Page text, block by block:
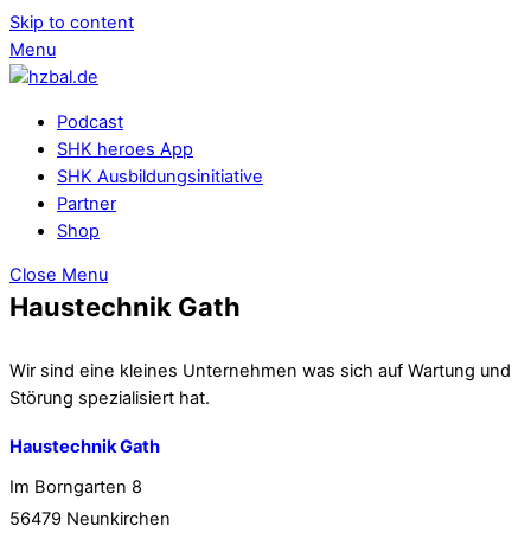
Skip to content
Menu
Podcast
SHK heroes App
SHK Ausbildungsinitiative
Partner
Shop
Close Menu
Haustechnik Gath
Wir sind eine kleines Unternehmen was sich auf Wartung und
Störung spezialisiert hat.
Haustechnik Gath
Im Borngarten 8
56479 Neunkirchen